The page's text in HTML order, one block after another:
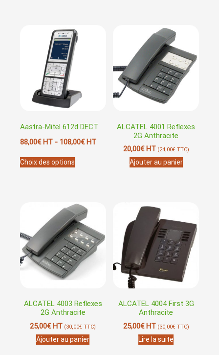
Les
options
peuvent
être
choisies
sur
la
page
Aastra-Mitel 612d DECT
88,00€HT - 108,00€HT
Choix des options
Les
options
peuvent
être
choisies
sur
la
page
produit
ALCATEL 4001 Reflexes
2G Anthracite
20,00€HT (24,00€TTC)
Ajouter au panier
ALCATEL 4003 Reflexes
2G Anthracite
25,00€HT (30,00€ TTC)
Ajouter au panier
ALCATEL 4004 First 3G
Anthracite
25,00€HT (30,00€TTC)
Lire la suite